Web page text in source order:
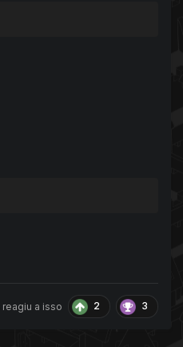
reagiu a isso 2 3